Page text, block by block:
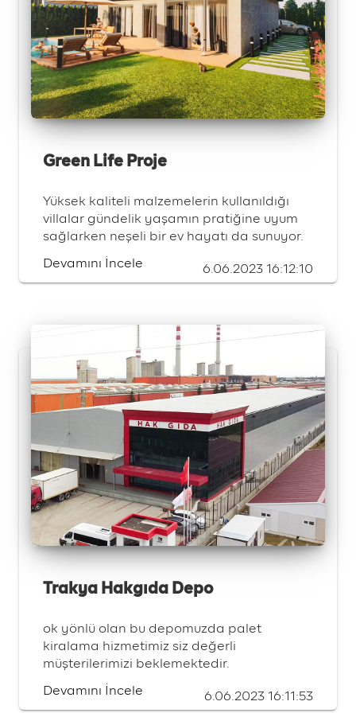
Green Life Proje
Yüksek kaliteli malzemelerin kullanıldığı
villalar gündelik yaşamın pratiğine uyum
sağlarken neşeli bir ev hayatı da sunuyor.
Devamını İncele 6.06.2023 16:12:10
Trakya Hakgıda Depo
ok yönlü olan bu depomuzda palet
kiralama hizmetimiz siz değerli
müşterilerimizi beklemektedir.
Devamını İncele 6.06.2023 16:11:53